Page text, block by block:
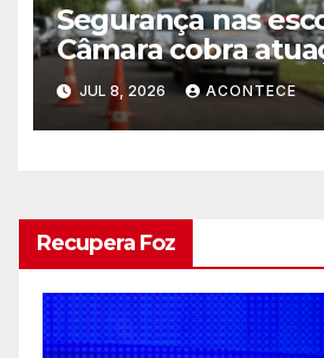
Segurança nas
Câmara cobra
patrulha escolar
JUL 8, 2026 ACONTECE
Recupera Foz